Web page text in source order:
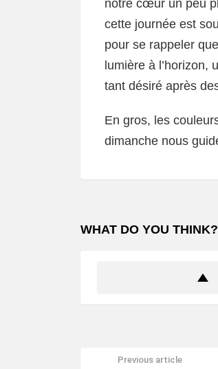
notre cœur un peu
cette journée est
pour se rappeler
lumière à l’horizon,
tant désiré après
En gros, les
dimanche nous
WHAT DO YOU THINK?
Previous article